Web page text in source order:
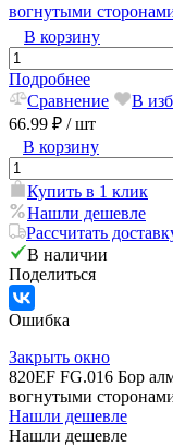
вогнутыми
В корзину
Подробнее
Сравнение
В
66.99 ₽ / шт
В корзину
Купить в 1 клик
Нашли дешевле
Рассчитать
В наличии
Поделиться
Ошибка
Закрыть окно
820EF FG.016 Бор
вогнутыми
Нашли дешевле
Нашли дешевле